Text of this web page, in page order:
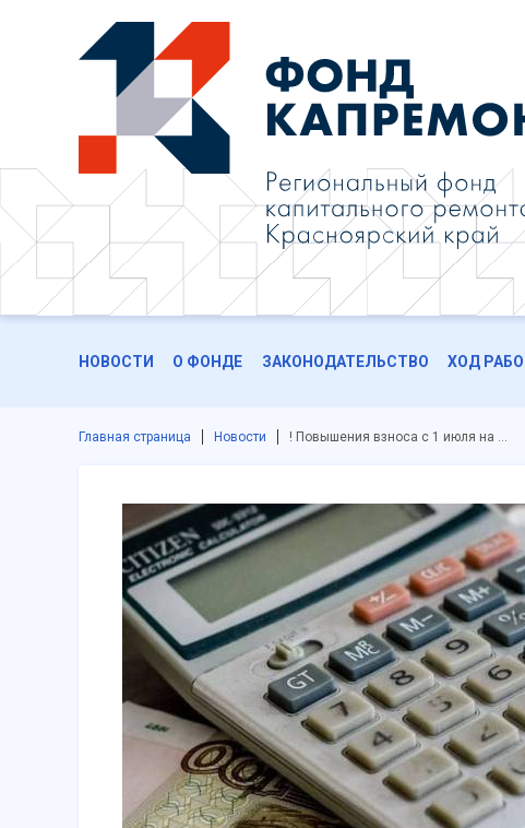
НОВОСТИ О ФОНДЕ ЗАКОНОДАТЕЛЬСТВО ХОД
Главная страница Новости ! Повышения взноса с 1 июля на …